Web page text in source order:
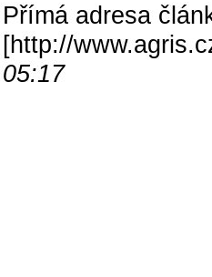
Přímá adresa
[http://
05:17